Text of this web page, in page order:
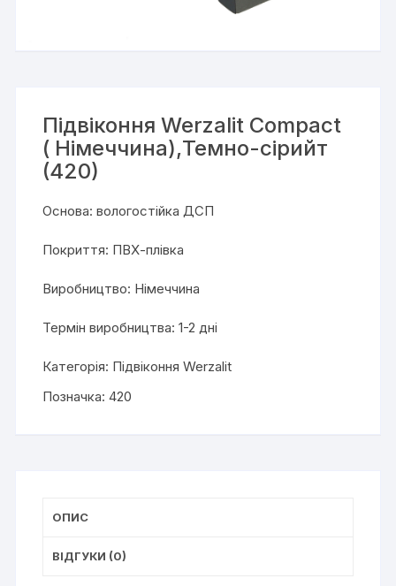
Підвіконня Werzalit Compact
( Німеччина),Темно-сірийт
(420)
Основа: вологостійка ДСП
Покриття: ПВХ-плівка
Виробництво: Німеччина
Термін виробництва: 1-2 дні
Категорія: Підвіконня Werzalit
Позначка:420
ОПИС
ВІДГУКИ (0)